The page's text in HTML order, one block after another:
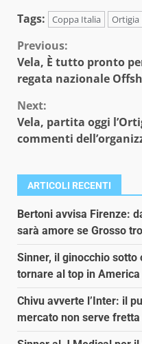
Tags:
Coppa Italia Ortigia
Continue
Reading
Previous:
Vela, È tutto pronto
regata nazionale
Next:
Vela, partita oggi
commenti
ARTICOLI RECENTI
Bertoni avvisa Firenze:
sarà amore se Grosso
Sinner, il ginocchio
tornare al top in America
Chivu avverte l’Inter: il
mercato non serve fretta